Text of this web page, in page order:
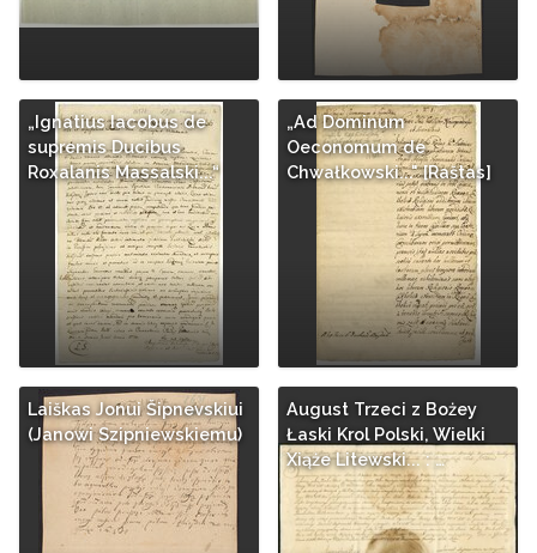
„Ignatius Iacobus de
supremis Ducibus
Roxalanis Massalski...“
„Ad Dominum
Oeconomum de
Chwałkowski..." [Raštas]
Laiškas Jonui Šipnevskiui
(Janowi Szipniewskiemu)
August Trzeci z Bożey
Łaski Krol Polski, Wielki
Xiąże Litewski... : …